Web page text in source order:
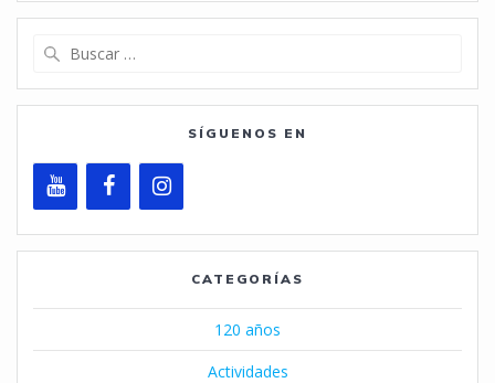
SÍGUENOS EN
CATEGORÍAS
120 años
Actividades